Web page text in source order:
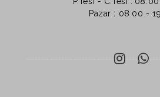
Pazar : 08:00 -